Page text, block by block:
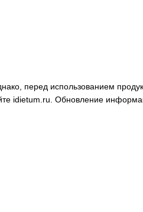
перед использованием
idietum.ru . Обновление